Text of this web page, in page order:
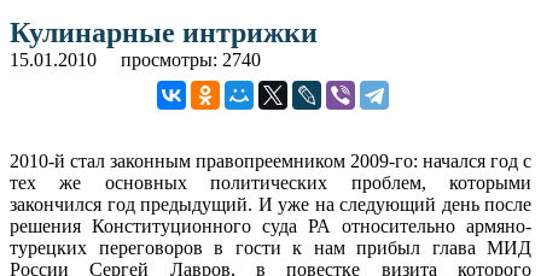
Кулинарные интрижки
15.01.2010 просмотры: 2740
2010-й стал законным правопреемником 2009-го: начался год с
тех же основных политических проблем, которыми
закончился год предыдущий. И уже на следующий день после
решения Конституционного суда РА относительно армяно-
турецких переговоров в гости к нам прибыл глава МИД
России Сергей Лавров, в повестке визита которого